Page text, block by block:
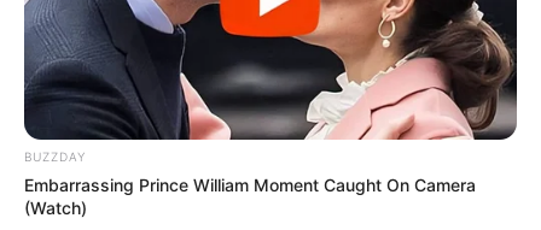
BUZZDAY
Embarrassing Prince William Moment Caught On Camera
(Watch)